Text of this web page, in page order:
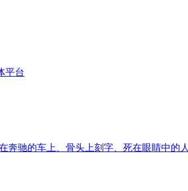
平台
奔驰的车上、骨头上刻字、死在眼睛中的人